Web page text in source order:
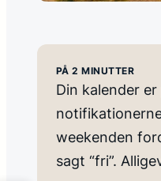
PÅ 2 MINUTTER
Din kalender
weekenden
sagt “fri”.